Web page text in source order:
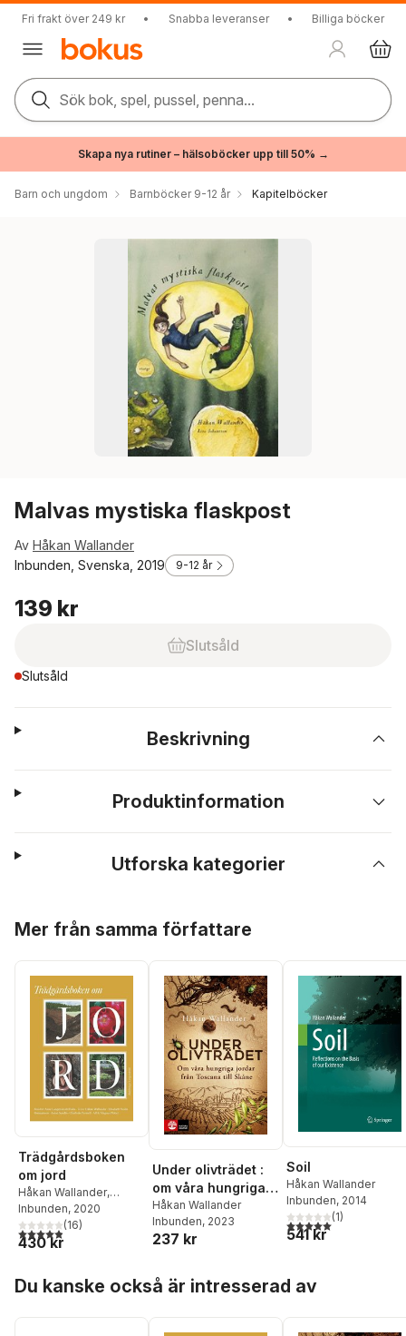
Fri frakt över 249 kr • Snabba leveranser • Billiga böcker
Sök bok, spel, pussel, penna...
Skapa nya rutiner – hälsoböcker upp till 50% →
Barn och ungdom Barnböcker 9-12 år Kapitelböcker
Malvas mystiska flaskpost
Av Håkan Wallander
Inbunden, Svenska, 2019
9-12 år
139 kr
Slutsåld
Slutsåld
Beskrivning
Produktinformation
Utforska kategorier
Mer från samma författare
Trädgårdsboken
om jord
Håkan Wallander,
Elisabeth Svalin-
Gunnarsson
Sundin,Charlotte
Langenskiöld-Folke
Inbunden, 2020
4,9utav 5 stjärnor. Totalt antal röster:
(16)
430 kr
Under olivträdet :
om våra hungriga
jordar från
Toscana till Skåne
Håkan Wallander
Inbunden, 2023
237 kr
Soil
Håkan Wallander
Inbunden, 2014
5,0utav 5 stjärnor.
(1)
541 kr
Du kanske också är intresserad av